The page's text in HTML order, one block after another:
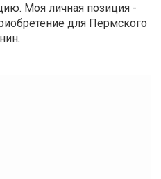
Моя личная позиция -
для Пермского